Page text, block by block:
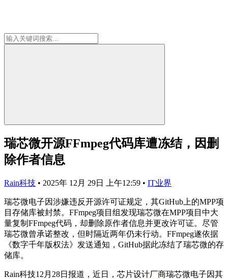
瑞芯微开源FFmpeg代码库遭冻结，因删
除作者信息
Rain科技 • 2025年 12月 29日 上午12:59 • IT业界
瑞芯微电子因涉嫌违反开源许可证规定，其GitHub上的MPP项
目存储库被封禁。FFmpeg项目组发现瑞芯微在MPP项目中大
量复制FFmpeg代码，却删除原作者信息并更改许可证。尽管
瑞芯微曾承诺整改，但时隔近两年仍未行动。FFmpeg遂依据
《数字千年版权法》发送通知，GitHub据此冻结了瑞芯微的存
储库。
Rain科技12月28日报道，近日，芯片设计厂商瑞芯微电子因其